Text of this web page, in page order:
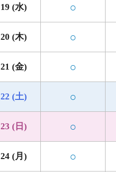
19 (水) ○
20 (木) ○
21 (金) ○
22 (土) ○
23 (日) ○
24 (月) ○